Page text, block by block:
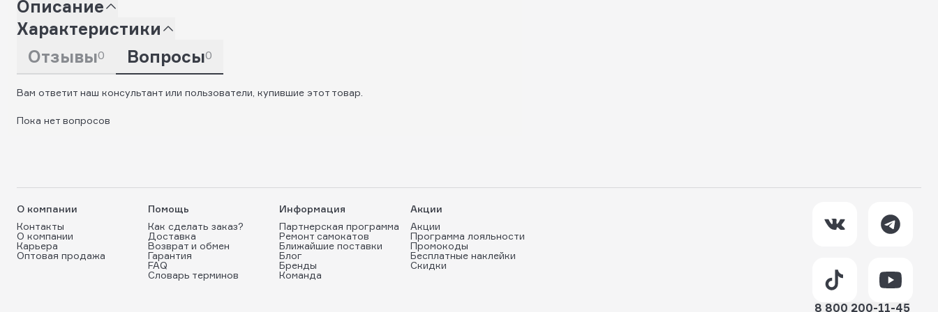
Описание
Характеристики
Отзывы0 Вопросы0
Вам ответит наш консультант или пользователи, купившие этот товар.
Пока нет вопросов
О компании
Контакты
О компании
Карьера
Оптовая продажа
Помощь
Как сделать заказ?
Доставка
Возврат и обмен
Гарантия
FAQ
Словарь терминов
Информация
Партнерская программа
Ремонт самокатов
Ближайшие поставки
Блог
Бренды
Команда
Акции
Акции
Программа лояльности
Промокоды
Бесплатные наклейки
Скидки
8 800 200-11-45